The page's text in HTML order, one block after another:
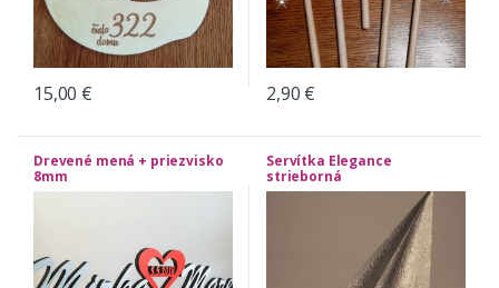
15,00 € 2,90 €
Drevené mená + priezvisko
8mm
Servítka Elegance
strieborná